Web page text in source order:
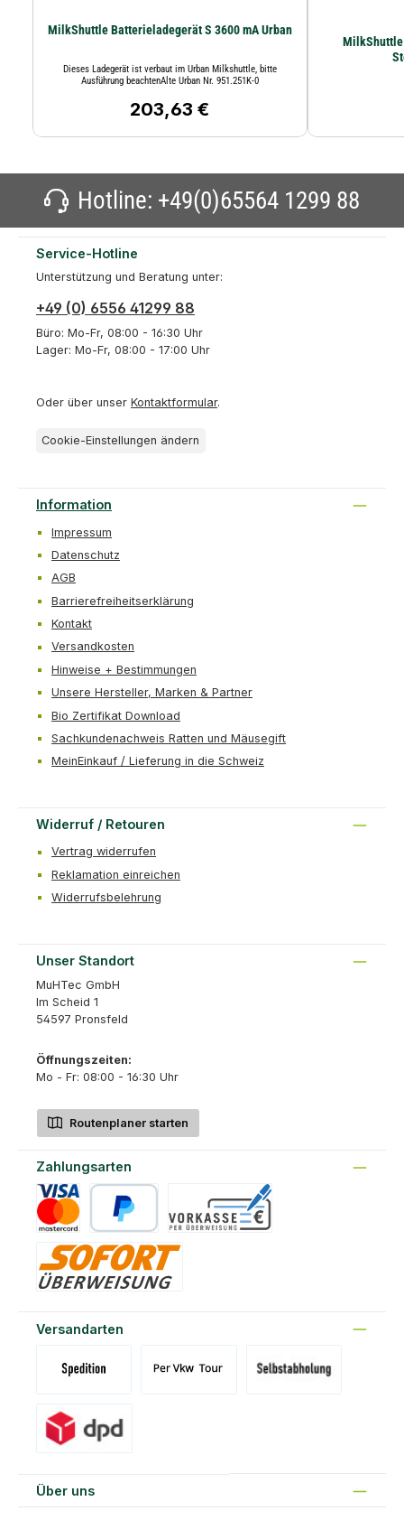
MilkShuttle Batterieladegerät S 3600 mA Urban
Dieses Ladegerät ist verbaut im Urban Milkshuttle, bitte
Ausführung beachtenAlte Urban Nr. 951.251K-0
Regulärer Preis:
203,63 €
MilkShuttle
Hotline: +49(0)65564 1299 88
Service-Hotline
Unterstützung und Beratung unter:
+49 (0) 6556 41299 88
Büro: Mo-Fr, 08:00 - 16:30 Uhr
Lager: Mo-Fr, 08:00 - 17:00 Uhr
Oder über unser Kontaktformular.
Cookie-Einstellungen ändern
Information
Impressum
Datenschutz
AGB
Barrierefreiheitserklärung
Kontakt
Versandkosten
Hinweise + Bestimmungen
Unsere Hersteller, Marken & Partner
Bio Zertifikat Download
Sachkundenachweis Ratten und Mäusegift
MeinEinkauf / Lieferung in die Schweiz
Widerruf / Retouren
Vertrag widerrufen
Reklamation einreichen
Widerrufsbelehrung
Unser Standort
MuHTec GmbH
Im Scheid 1
54597 Pronsfeld
Öffnungszeiten:
Mo - Fr: 08:00 - 16:30 Uhr
Routenplaner starten
Zahlungsarten
Versandarten
Über uns